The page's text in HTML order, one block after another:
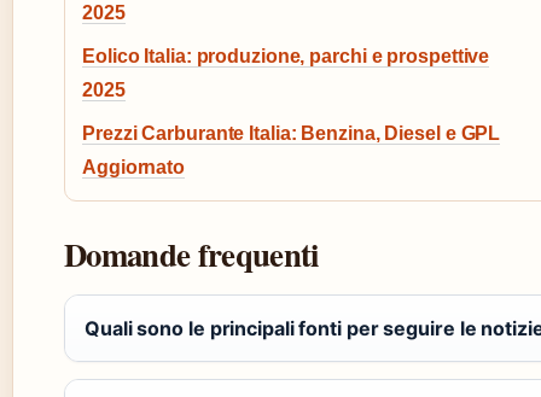
2025
Eolico Italia: produzione, parchi e prospettive
2025
Prezzi Carburante Italia: Benzina, Diesel e GPL
Aggiornato
Domande frequenti
Quali sono le principali fonti per seguire le